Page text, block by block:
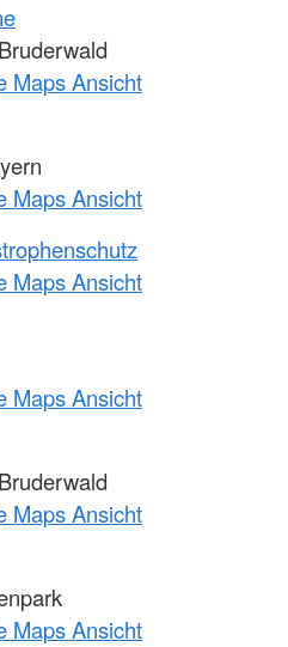
Maps Ansicht
Maps Ansicht
Maps Ansicht
Maps Ansicht
Maps Ansicht
Maps Ansicht